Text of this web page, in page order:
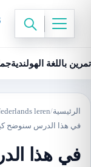
تمرين باللغة الهولندية
الرئيسية/
leren
في هذا الدرس سنوضح
في هذا